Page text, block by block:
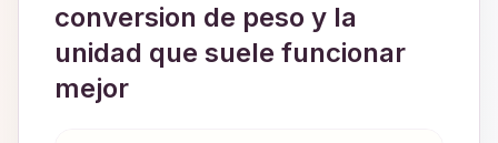
conversion de peso y la
unidad que suele funcionar
mejor